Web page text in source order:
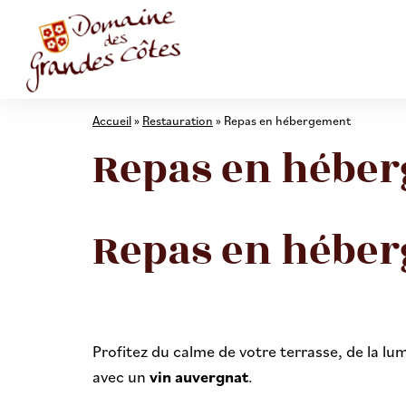
Accueil» Restauration » Repas en hébergement
Repas en
Repas en
Profitez du calme de votre terrasse, de la
avec un vin auvergnat.